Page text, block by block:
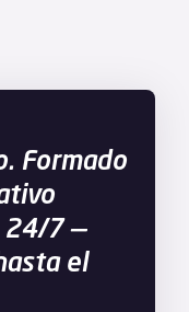
Formado
24/7 —
el